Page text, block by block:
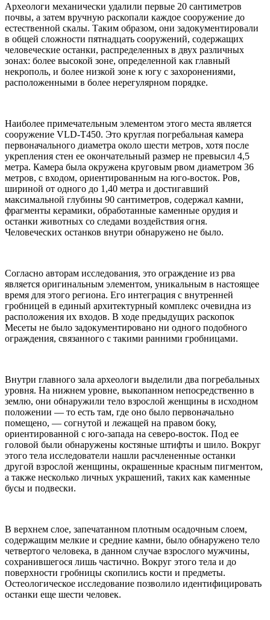
Археологи механически удалили первые 20 сантиметров
почвы, а затем вручную раскопали каждое сооружение до
естественной скалы. Таким образом, они задокументировали
в общей сложности пятнадцать сооружений, содержащих
человеческие останки, распределенных в двух различных
зонах: более высокой зоне, определенной как главный
некрополь, и более низкой зоне к югу с захоронениями,
расположенными в более нерегулярном порядке.
Наиболее примечательным элементом этого места является
сооружение VLD-T450. Это круглая погребальная камера
первоначального диаметра около шести метров, хотя после
укрепления стен ее окончательный размер не превысил 4,5
метра. Камера была окружена круговым рвом диаметром 36
метров, с входом, ориентированным на юго-восток. Ров,
шириной от одного до 1,40 метра и достигавший
максимальной глубины 90 сантиметров, содержал камни,
фрагменты керамики, обработанные каменные орудия и
останки животных со следами воздействия огня.
Человеческих останков внутри обнаружено не было.
Согласно авторам исследования, это ограждение из рва
является оригинальным элементом, уникальным в настоящее
время для этого региона. Его интеграция с внутренней
гробницей в единый архитектурный комплекс очевидна из
расположения их входов. В ходе предыдущих раскопок
Месеты не было задокументировано ни одного подобного
ограждения, связанного с такими ранними гробницами.
Внутри главного зала археологи выделили два погребальных
уровня. На нижнем уровне, выкопанном непосредственно в
землю, они обнаружили тело взрослой женщины в исходном
положении — то есть там, где оно было первоначально
помещено, — согнутой и лежащей на правом боку,
ориентированной с юго-запада на северо-восток. Под ее
головой были обнаружены костяные штифты и шило. Вокруг
этого тела исследователи нашли расчлененные останки
другой взрослой женщины, окрашенные красным пигментом,
а также несколько личных украшений, таких как каменные
бусы и подвески.
В верхнем слое, запечатанном плотным осадочным слоем,
содержащим мелкие и средние камни, было обнаружено тело
четвертого человека, в данном случае взрослого мужчины,
сохранившегося лишь частично. Вокруг этого тела и до
поверхности гробницы скопились кости и предметы.
Остеологическое исследование позволило идентифицировать
останки еще шести человек.